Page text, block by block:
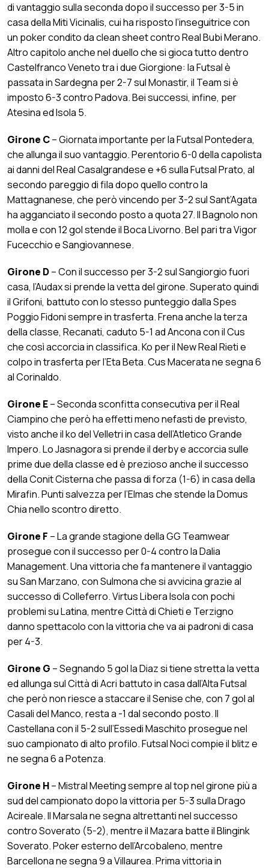
di vantaggio sulla seconda dopo il successo per 3-5 in
casa della Miti Vicinalis, cui ha risposto l’inseguitrice con
un poker condito da clean sheet contro Real Bubi Merano.
Altro capitolo anche nel duello che si gioca tutto dentro
Castelfranco Veneto tra i due Giorgione: la Futsal è
passata in Sardegna per 2-7 sul Monastir, il Team si è
imposto 6-3 contro Padova. Bei successi, infine, per
Atesina ed Isola 5.
Girone C– Giornata importante per la Futsal Pontedera,
che allunga il suo vantaggio. Perentorio 6-0 della capolista
ai danni del Real Casalgrandese e +6 sulla Futsal Prato, al
secondo pareggio di fila dopo quello contro la
Mattagnanese, che però vincendo per 3-2 sul Sant’Agata
ha agganciato il secondo posto a quota 27. Il Bagnolo non
molla e con 12 gol stende il Boca Livorno. Bel pari tra Vigor
Fucecchio e Sangiovannese.
Girone D– Con il successo per 3-2 sul Sangiorgio fuori
casa, l’Audax si prende la vetta del girone. Superato quindi
il Grifoni, battuto con lo stesso punteggio dalla Spes
Poggio Fidoni sempre in trasferta. Frena anche la terza
della classe, Recanati, caduto 5-1 ad Ancona con il Cus
che così accorcia in classifica. Ko per il New Real Rieti e
colpo in trasferta per l’Eta Beta. Cus Macerata ne segna 6
al Corinaldo.
Girone E– Seconda sconfitta consecutiva per il Real
Ciampino che però ha effetti meno nefasti de previsto,
visto anche il ko del Velletri in casa dell’Atletico Grande
Impero. Lo Jasnagora si prende il derby e accorcia sulle
prime due della classe ed è prezioso anche il successo
della Conit Cisterna che passa di forza (1-6) in casa della
Mirafin. Punti salvezza per l’Elmas che stende la Domus
Chia nello scontro diretto.
Girone F – La grande stagione della GG Teamwear
prosegue con il successo per 0-4 contro la Dalia
Management. Una vittoria che fa mantenere il vantaggio
su San Marzano, con Sulmona che si avvicina grazie al
successo di Colleferro. Virtus Libera Isola con pochi
problemi su Latina, mentre Città di Chieti e Terzigno
danno spettacolo con la vittoria che va ai padroni di casa
per 4-3.
Girone G – Segnando 5 gol la Diaz si tiene stretta la vetta
ed allunga sul Città di Acri battuto in casa dall’Alta Futsal
che però non riesce a staccare il Senise che, con 7 gol al
Casali del Manco, resta a -1 dal secondo posto. Il
Castellana con il 5-2 sull’Essedi Maschito prosegue nel
suo campionato di alto profilo. Futsal Noci compie il blitz e
ne segna 6 a Potenza.
Girone H– Mistral Meeting sempre al top nel girone più a
sud del campionato dopo la vittoria per 5-3 sulla Drago
Acireale. Il Marsala ne segna altrettanti nel successo
contro Soverato (5-2), mentre il Mazara batte il Blingink
Soverato. Poker esterno dell’Arcobaleno, mentre
Barcellona ne segna 9 a Villaurea. Prima vittoria in